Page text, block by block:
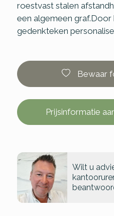
roestvast stalen
een algemeen
gedenkteken
Bewaar
Prijsinformatie
Wilt u